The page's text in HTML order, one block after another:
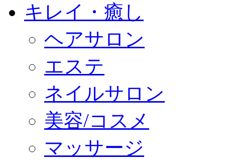
キレイ・癒し
ヘアサロン
エステ
ネイルサロン
美容/コスメ
マッサージ